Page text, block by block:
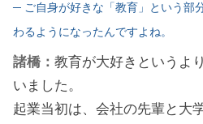
─ ご自身が好きな「教育」という部
わるようになったんですよね。
諸橋： 教育が大好きというよ
いました。
起業当初は、会社の先輩と大